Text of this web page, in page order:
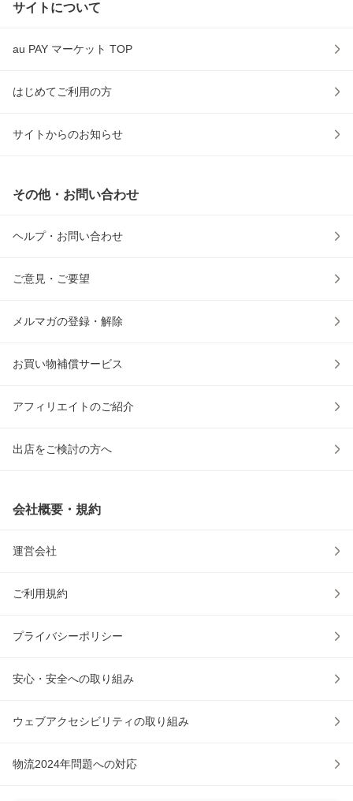
サイトについて
au PAY マーケット TOP
はじめてご利用の方
サイトからのお知らせ
その他・お問い合わせ
ヘルプ・お問い合わせ
ご意見・ご要望
メルマガの登録・解除
お買い物補償サービス
アフィリエイトのご紹介
出店をご検討の方へ
会社概要・規約
運営会社
ご利用規約
プライバシーポリシー
安心・安全への取り組み
ウェブアクセシビリティの取り組み
物流2024年問題への対応